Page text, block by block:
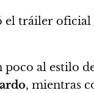
el tráiler oficial
poco al estilo
, mientras